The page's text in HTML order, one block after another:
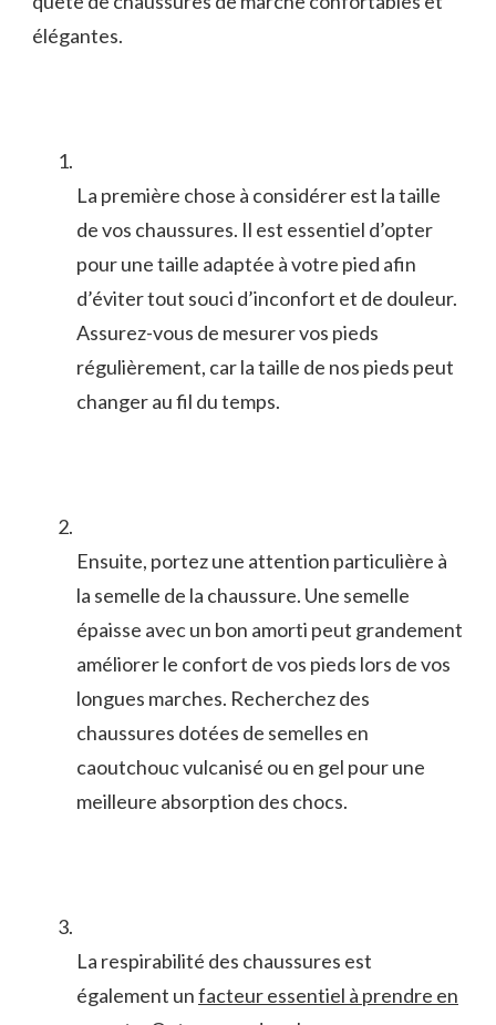
élégantes.
La première ​chose à considérer est la taille⁣
de vos chaussures.‍ Il est essentiel d’opter
pour une taille adaptée à votre⁢ pied ‌afin
d’éviter tout souci d’inconfort et de⁣ douleur.
Assurez-vous de mesurer​ vos pieds ​
régulièrement, car la​ taille de nos pieds peut⁣
changer au fil du temps.
Ensuite, portez une attention particulière à
la semelle de la chaussure. Une semelle
épaisse avec un bon amorti peut grandement
améliorer ‌le confort de vos pieds lors​ de vos
longues marches.‍ Recherchez des
chaussures dotées de ⁣semelles en
caoutchouc vulcanisé ou en gel pour une
meilleure‌ absorption des chocs.
La respirabilité des chaussures est
également unfacteur essentiel à prendre en